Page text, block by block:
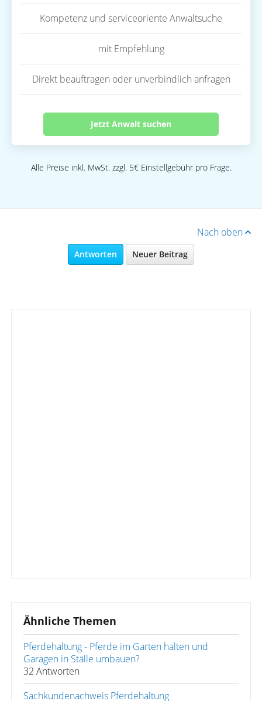
Kompetenz und serviceoriente Anwaltsuche
mit Empfehlung
Direkt beauftragen oder unverbindlich anfragen
Jetzt Anwalt suchen
Alle Preise inkl. MwSt. zzgl. 5€ Einstellgebühr pro Frage.
Nach oben
Antworten Neuer Beitrag
Ähnliche Themen
Pferdehaltung - Pferde im Garten halten und
Garagen in Ställe umbauen?
32 Antworten
Sachkundenachweis Pferdehaltung